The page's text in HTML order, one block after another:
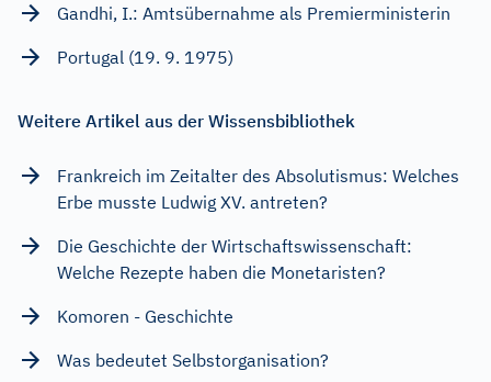
Gandhi, I.: Amtsübernahme als Premierministerin
Portugal (19. 9. 1975)
Weitere Artikel aus der Wissensbibliothek
Frankreich im Zeitalter des Absolutismus: Welches
Erbe musste Ludwig XV. antreten?
Die Geschichte der Wirtschaftswissenschaft:
Welche Rezepte haben die Monetaristen?
Komoren - Geschichte
Was bedeutet Selbstorganisation?